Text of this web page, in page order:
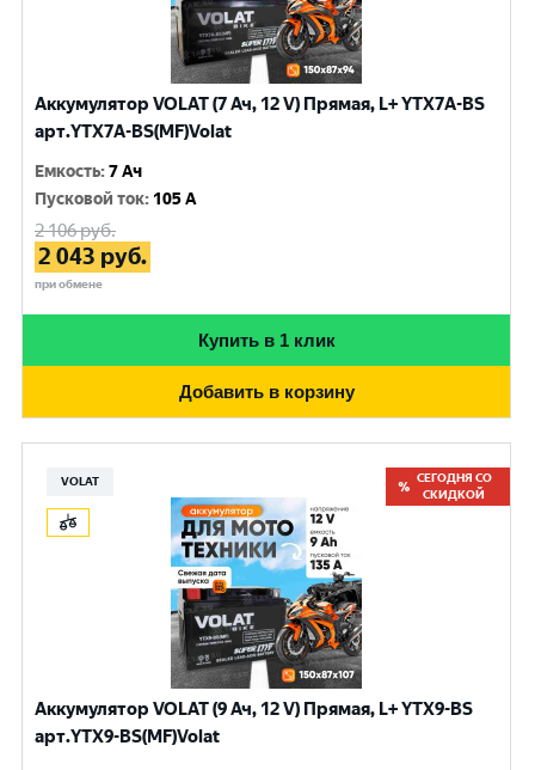
Аккумулятор VOLAT (7 Ач, 12 V) Прямая, L+ YTX7A-BS
арт.YTX7A-BS(MF)Volat
Емкость:7 Ач
Пусковой ток: 105 A
2 106руб.
2 043 руб.
при обмене
Купить в 1 клик
Добавить в корзину
VOLAT
СЕГОДНЯ СО
СКИДКОЙ
Аккумулятор VOLAT (9 Ач, 12 V) Прямая, L+ YTX9-BS
арт.YTX9-BS(MF)Volat